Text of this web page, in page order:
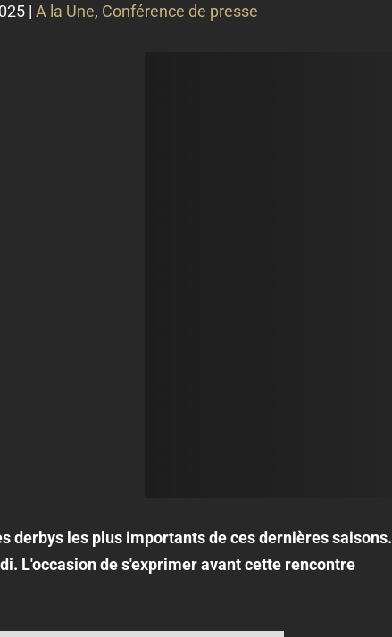
| A la Une, Conférence de presse
derbys les plus importants de ces dernières saisons.
L'occasion de s'exprimer avant cette rencontre